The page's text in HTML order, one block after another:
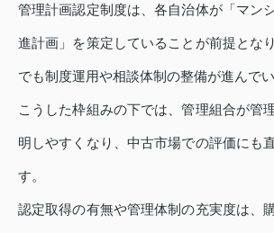
管理計画認定制度は、各自治体が「マン
進計画」を策定していることが前提とな
でも制度運用や相談体制の整備が進んでい
こうした枠組みの下では、管理組合が管
明しやすくなり、中古市場での評価にも
す。
認定取得の有無や管理体制の充実度は、